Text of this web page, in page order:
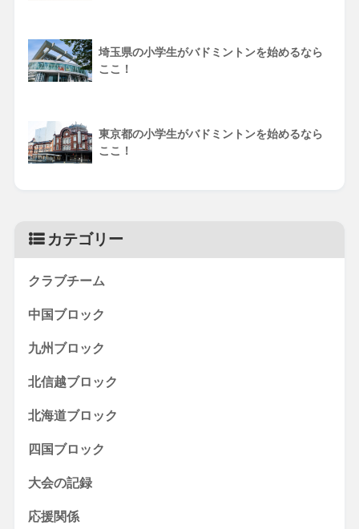
埼玉県の小学生がバドミントンを始めるなら
ここ！
東京都の小学生がバドミントンを始めるなら
ここ！
カテゴリー
クラブチーム
中国ブロック
九州ブロック
北信越ブロック
北海道ブロック
四国ブロック
大会の記録
応援関係